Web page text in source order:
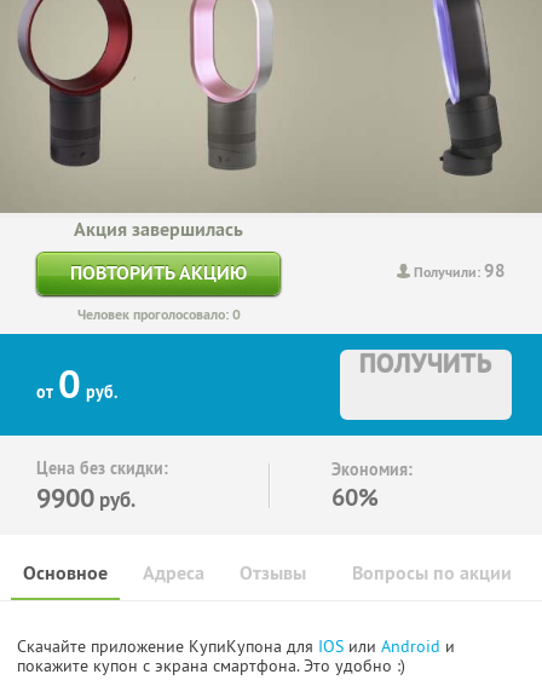
Получили:98
Акция завершилась
ПОВТОРИТЬ АКЦИЮ
Человек проголосовало: 0
от 0 руб.
ПОЛУЧИТЬ
Цена без скидки:
9900 руб.
Экономия:
60%
Основное Отзывы Вопросы по акции
Адреса
Скачайте приложение КупиКупона для IOS или Android и
покажите купон с экрана смартфона. Это удобно :)